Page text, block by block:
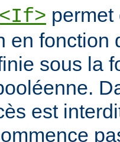
<If> permet
en fonction
sous la
est